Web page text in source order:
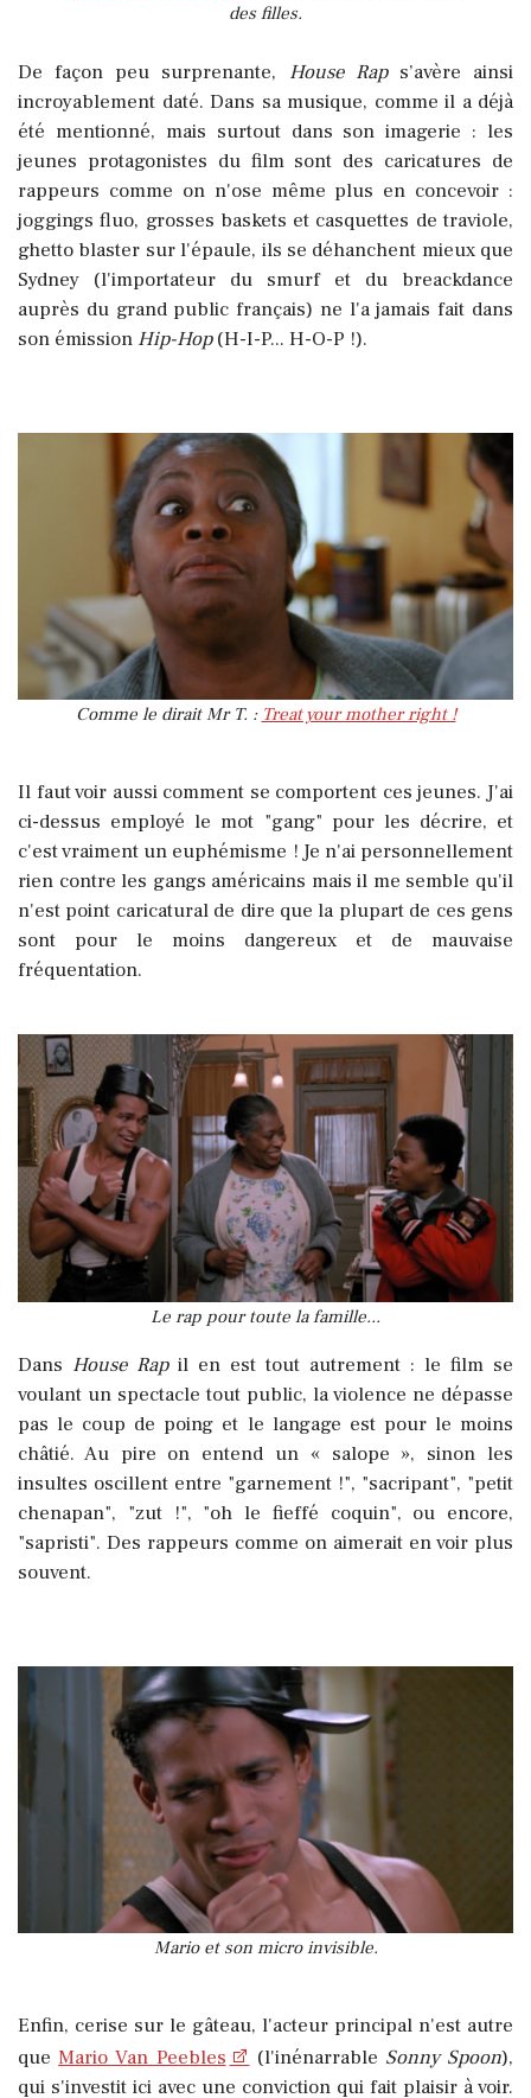
des filles.
De façon peu surprenante, House Raps’avère ainsi
incroyablement daté. Dans sa musique, comme il a déjà
été mentionné, mais surtout dans son imagerie : les
jeunes protagonistes du film sont des caricatures de
rappeurs comme on n'ose même plus en concevoir :
joggings fluo, grosses baskets et casquettes de traviole,
ghetto blaster sur l'épaule, ils se déhanchent mieux que
Sydney (l'importateur du smurf et du breackdance
auprès du grand public français) ne l'a jamais fait dans
son émission Hip-Hop(H-I-P... H-O-P !).
Comme le dirait Mr T. : Treat your mother right !
Il faut voir aussi comment se comportent ces jeunes. J'ai
ci-dessus employé le mot "gang" pour les décrire, et
c'est vraiment un euphémisme ! Je n'ai personnellement
rien contre les gangs américains mais il me semble qu'il
n'est point caricatural de dire que la plupart de ces gens
sont pour le moins dangereux et de mauvaise
fréquentation.
Le rap pour toute la famille...
Dans House Rapil en est tout autrement : le film se
voulant un spectacle tout public, la violence ne dépasse
pas le coup de poing et le langage est pour le moins
châtié. Au pire on entend un « salope », sinon les
insultes oscillent entre "garnement !", "sacripant", "petit
chenapan", "zut !", "oh le fieffé coquin", ou encore,
"sapristi". Des rappeurs comme on aimerait en voir plus
souvent.
Mario et son micro invisible.
Enfin, cerise sur le gâteau, l'acteur principal n'est autre
que Mario Van Peebles (l'inénarrable Sonny Spoon),
qui s'investit ici avec une conviction qui fait plaisir à voir.